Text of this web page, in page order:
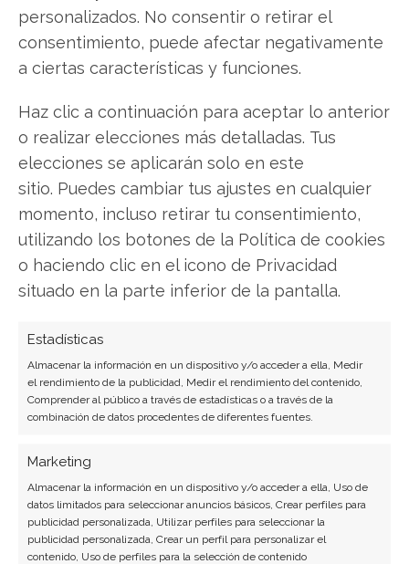
personalizados. No consentir o retirar el
consentimiento, puede afectar negativamente
a ciertas características y funciones.
Haz clic a continuación para aceptar lo anterior
o realizar elecciones más detalladas. Tus
elecciones se aplicarán solo en este
sitio. Puedes cambiar tus ajustes en cualquier
momento, incluso retirar tu consentimiento,
utilizando los botones de la Política de cookies
o haciendo clic en el icono de Privacidad
situado en la parte inferior de la pantalla.
Estadísticas
Almacenar la información en un dispositivo y/o acceder a ella, Medir
el rendimiento de la publicidad, Medir el rendimiento del contenido,
Comprender al público a través de estadísticas o a través de la
combinación de datos procedentes de diferentes fuentes.
Marketing
Almacenar la información en un dispositivo y/o acceder a ella, Uso de
datos limitados para seleccionar anuncios básicos, Crear perfiles para
publicidad personalizada, Utilizar perfiles para seleccionar la
publicidad personalizada, Crear un perfil para personalizar el
contenido, Uso de perfiles para la selección de contenido
SOBRE EL AUTOR
Carmen Ruiz López
Periodista especializada en tecnología y
transformación digital con más de 8 años de
experiencia. Experta en inteligencia artificial,
ciberseguridad y startups tecnológicas.
Ver todos los artículos →